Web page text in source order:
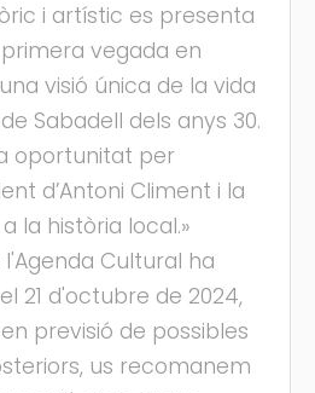
i artístic es presenta
vegada en
visió única de la vida
Sabadell dels anys 30.
oportunitat per
d’Antoni Climent i la
la història local.»
Cultural ha
21 d'octubre de 2024,
previsió de possibles
us recomanem